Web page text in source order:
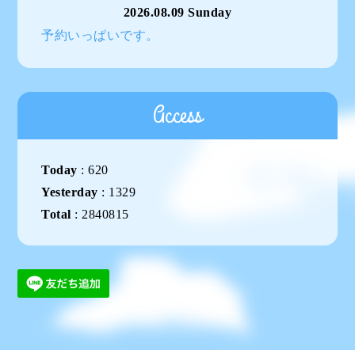
2026.08.09 Sunday
予約いっぱいです。
Access
Today :620
Yesterday : 1329
Total : 2840815